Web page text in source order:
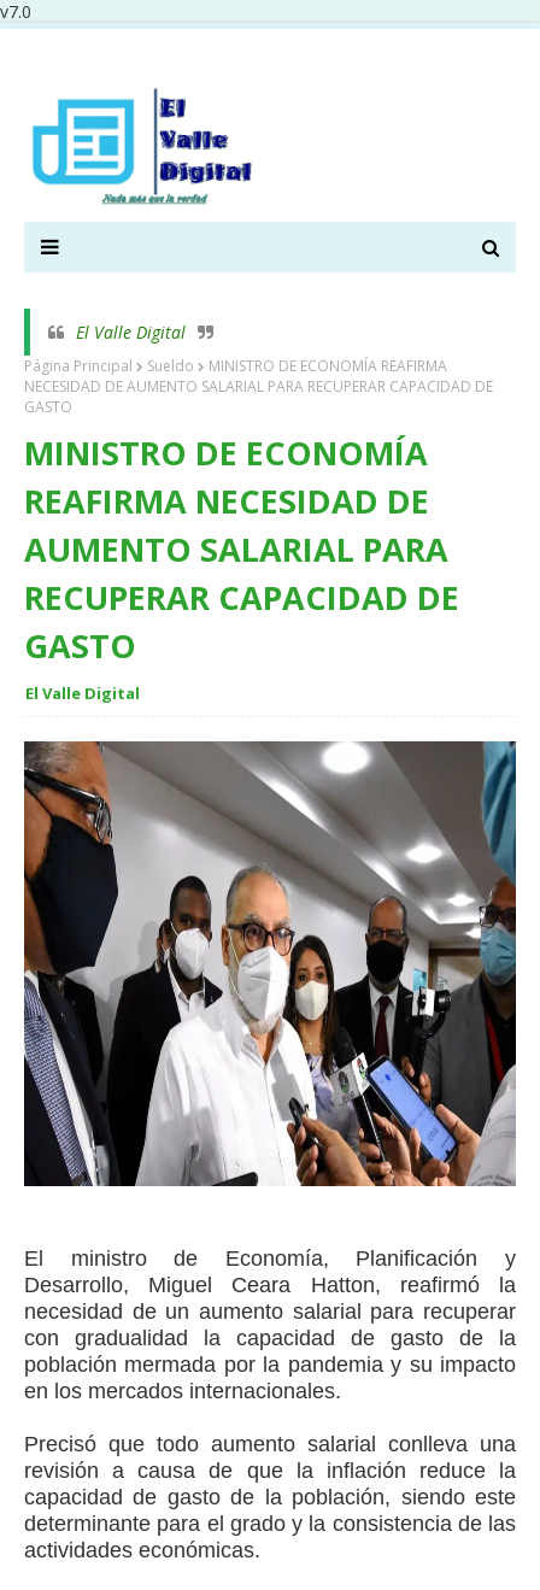
v7.0
El Valle Digital
Página Principal Sueldo
MINISTRO DE ECONOMÍA REAFIRMA
NECESIDAD DE AUMENTO SALARIAL PARA RECUPERAR CAPACIDAD DE
GASTO
MINISTRO DE ECONOMÍA
REAFIRMA NECESIDAD DE
AUMENTO SALARIAL PARA
RECUPERAR CAPACIDAD DE
GASTO
El Valle Digital
El ministro de Economía, Planificación y
Desarrollo, Miguel Ceara Hatton, reafirmó la
necesidad de un aumento salarial para recuperar
con gradualidad la capacidad de gasto de la
población mermada por la pandemia y su impacto
en los mercados internacionales.
Precisó que todo aumento salarial conlleva una
revisión a causa de que la inflación reduce la
capacidad de gasto de la población, siendo este
determinante para el grado y la consistencia de las
actividades económicas.